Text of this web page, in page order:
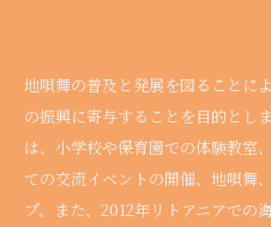
地唄舞の普及と発展を図ることに
の振興に寄与することを目的とし
は、小学校や保育園での体験教室
ての交流イベントの開催、地唄舞
プ、また、2012年リトアニアでの